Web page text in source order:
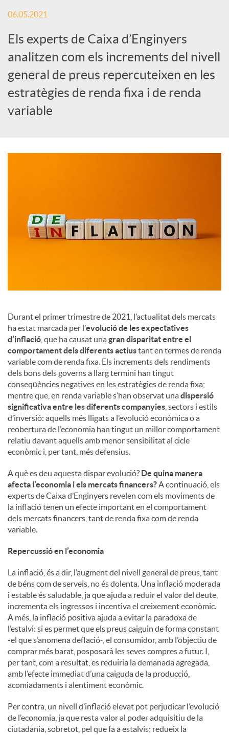
x
e
s
S
06.05.2021
Els experts de Caixa d’Enginyers
analitzen com els increments del nivell
general de preus repercuteixen en les
estratègies de renda fixa i de renda
variable
Durant el primer trimestre de 2021, l’actualitat dels mercats
ha estat marcada per l’evolució de les expectatives
d’inflació , que ha causat unagran disparitat entre el
comportament dels diferents actiustant en termes de renda
variable com de renda fixa. Els increments dels rendiments
dels bons dels governs a llarg termini han tingut
conseqüències negatives en les estratègies de renda fixa;
mentre que, en renda variable s’han observat unadispersió
significativa entre les diferents companyies , sectors i estils
d’inversió: aquells més lligats a l’evolució econòmica o a
reobertura de l’economia han tingut un millor comportament
relatiu davant aquells amb menor sensibilitat al cicle
econòmic i, per tant, més defensius.
A què es deu aquesta dispar evolució? De quina manera
afecta l’economia i els mercats financers?A continuació, els
experts de Caixa d’Enginyers revelen com els moviments de
la inflació tenen un efecte important en el comportament
dels mercats financers, tant de renda fixa com de renda
variable.
Repercussió en l’economia
La inflació, és a dir, l’augment del nivell general de preus, tant
de béns com de serveis, no és dolenta. Una inflació moderada
i estable és saludable, ja que ajuda a reduir el valor del deute,
incrementa els ingressos i incentiva el creixement econòmic.
A més, la inflació positiva ajuda a evitar la paradoxa de
l’estalvi: si es permet que els preus caiguin de forma constant
-el que s’anomena deflació-, el consumidor, amb l’objectiu de
comprar més barat, posposarà les seves compres a futur. I,
per tant, com a resultat, es reduiria la demanada agregada,
amb l’efecte immediat d’una caiguda de la producció,
acomiadaments i alentiment econòmic.
Per contra, un nivell d’inflació elevat pot perjudicar l’evolució
de l’economia, ja que resta valor al poder adquisitiu de la
ciutadania, sobretot, pel que fa a estalvis; redueix la